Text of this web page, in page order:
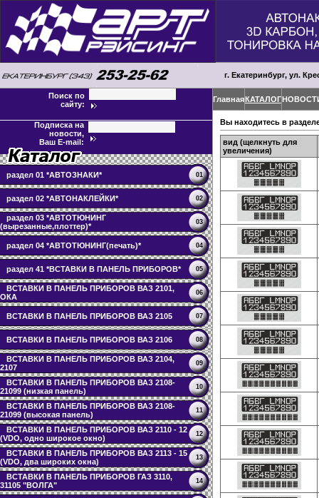
г. Екатеринбург, ул.
Поиск по
сайту:
Подписка на
новости,
Ваш E-mail:
раздел 01 *АВТОЗНАКИ* 01
раздел 02 *АВТОНАКЛЕЙКИ* 02
раздел 03 *АВТОТЮНИНГ
(вырезанные,плоттер)*
03
раздел 04 *АВТОТЮНИНГ(печать)* 04
раздел 41 *ВСТАВКИ В ПАНЕЛЬ ПРИБОРОВ* 05
ВСТАВКИ В ПАНЕЛЬ ПРИБОРОВ ВАЗ 2101,
ОКА
06
ВСТАВКИ В ПАНЕЛЬ ПРИБОРОВ ВАЗ 2105 07
ВСТАВКИ В ПАНЕЛЬ ПРИБОРОВ ВАЗ 2106 08
ВСТАВКИ В ПАНЕЛЬ ПРИБОРОВ ВАЗ 2104,
2107
09
ВСТАВКИ В ПАНЕЛЬ ПРИБОРОВ ВАЗ 2108-
21099 (низкая панель)
10
ВСТАВКИ В ПАНЕЛЬ ПРИБОРОВ ВАЗ 2108-
21099 (высокая панель)
11
ВСТАВКИ В ПАНЕЛЬ ПРИБОРОВ ВАЗ 2110 - 12
(VDO, одно широкое окно)
12
ВСТАВКИ В ПАНЕЛЬ ПРИБОРОВ ВАЗ 2113 - 15
(VDO, два широких окна)
13
ВСТАВКИ В ПАНЕЛЬ ПРИБОРОВ ГАЗ 3110,
31105 "ВОЛГА"
14
ГлавнаяКАТАЛОГ
Вы находитесь в
вид (щелкнуть для
увеличения)